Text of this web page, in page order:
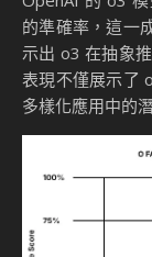
的準確率，這一
示出 o3 在抽象
表現不僅展示了
多樣化應用中的